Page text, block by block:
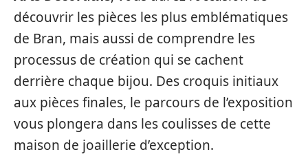
découvrir les pièces les plus emblématiques
de Bran, mais aussi de comprendre les
processus de création qui se cachent
derrière chaque bijou. Des croquis initiaux
aux pièces finales, le parcours de l’exposition
vous plongera dans les coulisses de cette
maison de joaillerie d’exception.